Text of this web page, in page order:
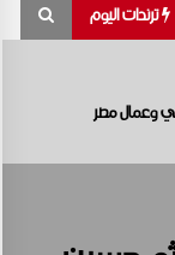
ترندات اليوم
تأثيرات تغير المناخ
وعمال مصر